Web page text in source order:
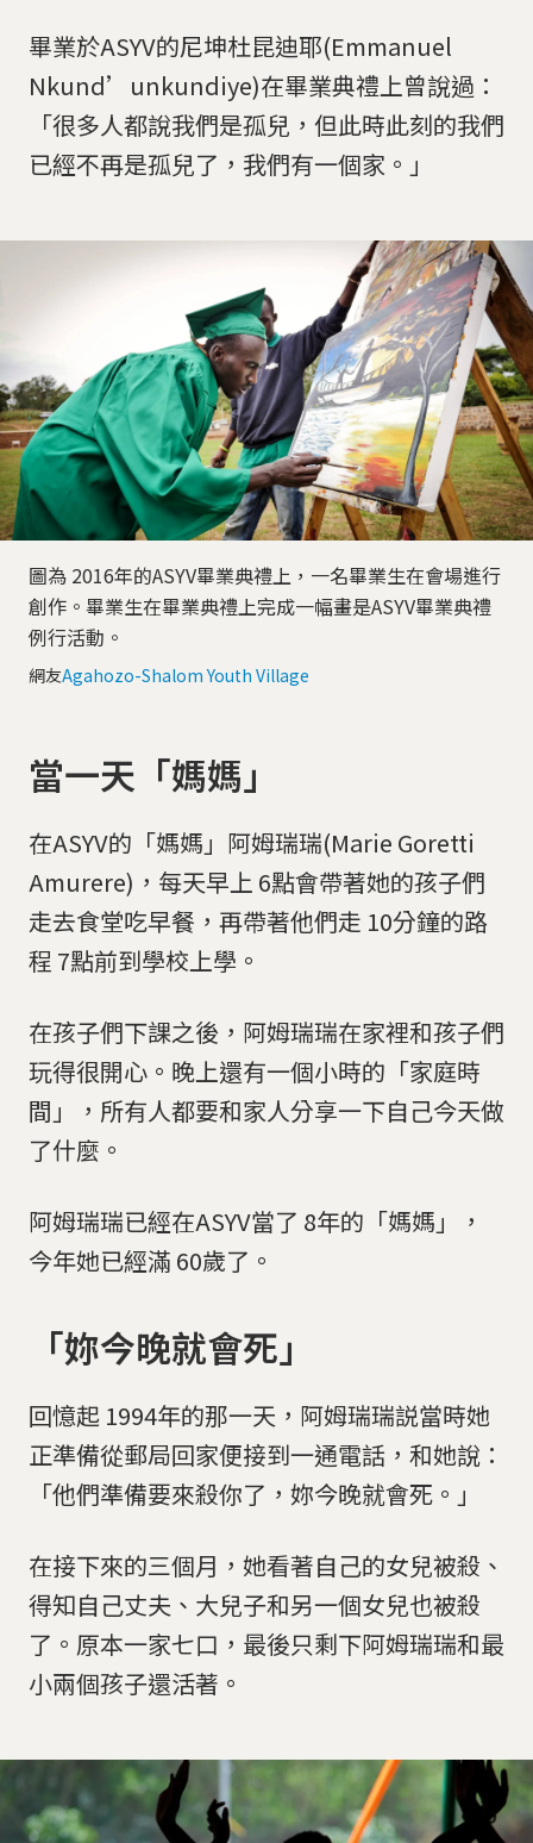
畢業於ASYV的尼坤杜昆迪耶(Emmanuel
Nkund’unkundiye)在畢業典禮上曾說過：
「很多人都說我們是孤兒，但此時此刻的我們
已經不再是孤兒了，我們有一個家。」
圖為 2016年的ASYV畢業典禮上，一名畢業生在會場進行
創作。畢業生在畢業典禮上完成一幅畫是ASYV畢業典禮
例行活動。
網友Agahozo-Shalom Youth Village
當一天「媽媽」
在ASYV的「媽媽」阿姆瑞瑞(Marie Goretti
Amurere)，每天早上 6點會帶著她的孩子們
走去食堂吃早餐，再帶著他們走 10分鐘的路
程 7點前到學校上學。
在孩子們下課之後，阿姆瑞瑞在家裡和孩子們
玩得很開心。晚上還有一個小時的「家庭時
間」，所有人都要和家人分享一下自己今天做
了什麼。
阿姆瑞瑞已經在ASYV當了 8年的「媽媽」，
今年她已經滿 60歲了。
「妳今晚就會死」
回憶起 1994年的那一天，阿姆瑞瑞説當時她
正準備從郵局回家便接到一通電話，和她說：
「他們準備要來殺你了，妳今晚就會死。」
在接下來的三個月，她看著自己的女兒被殺、
得知自己丈夫、大兒子和另一個女兒也被殺
了。原本一家七口，最後只剩下阿姆瑞瑞和最
小兩個孩子還活著。